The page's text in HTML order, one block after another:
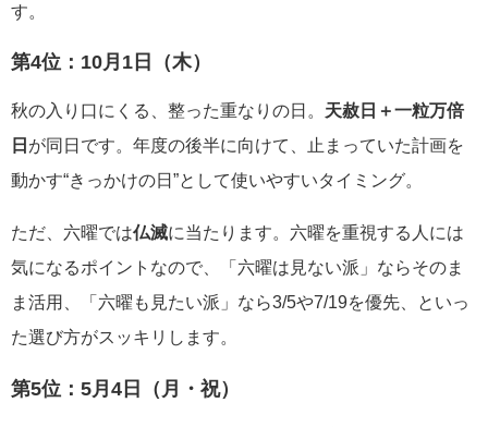
す。
第4位： 10月1日（木）
秋の入り口にくる、整った重なりの日。 天赦日＋一粒万倍
日 が同日です。年度の後半に向けて、止まっていた計画を
動かす“きっかけの日”として使いやすいタイミング。
ただ、六曜では仏滅に当たります。六曜を重視する人には
気になるポイントなので、「六曜は見ない派」ならそのま
ま活用、「六曜も見たい派」なら3/5や7/19を優先、といっ
た選び方がスッキリします。
第5位： 5月4日（月・祝）